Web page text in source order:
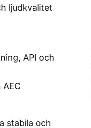
ljudkvalitet
API och
stabila och